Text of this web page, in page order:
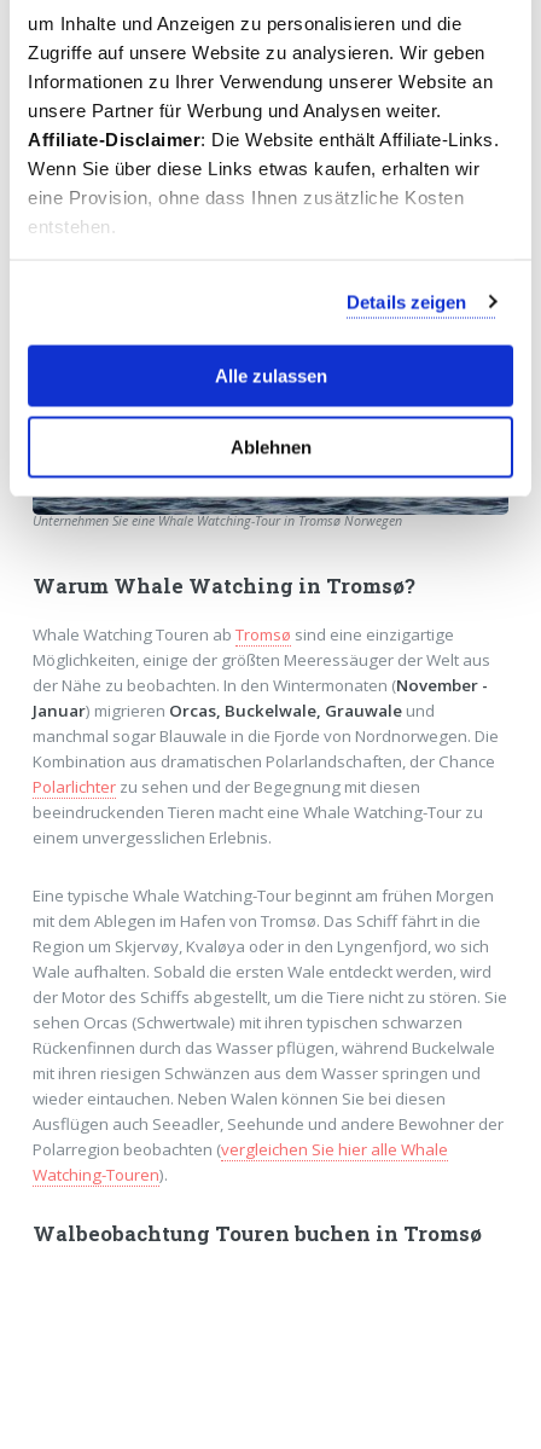
um Inhalte und Anzeigen zu personalisieren und die
Zugriffe auf unsere Website zu analysieren. Wir geben
Informationen zu Ihrer Verwendung unserer Website an
unsere Partner für Werbung und Analysen weiter.
Affiliate-Disclaimer: Die Website enthält Affiliate-Links.
Wenn Sie über diese Links etwas kaufen, erhalten wir
eine Provision, ohne dass Ihnen zusätzliche Kosten
entstehen.
Details zeigen
Alle zulassen
Ablehnen
Mit einem RIB Orcas beobachten
Unternehmen Sie eine Whale Watching-Tour in Tromsø Norwegen
Warum Whale Watching in Tromsø?
Whale Watching Touren ab Tromsø sind eine einzigartige
Möglichkeiten, einige der größten Meeressäuger der Welt aus
der Nähe zu beobachten. In den Wintermonaten (November -
Januar) migrieren Orcas, Buckelwale, Grauwaleund
manchmal sogar Blauwale in die Fjorde von Nordnorwegen. Die
Kombination aus dramatischen Polarlandschaften, der Chance
Polarlichterzu sehen und der Begegnung mit diesen
beeindruckenden Tieren macht eine Whale Watching-Tour zu
einem unvergesslichen Erlebnis.
Eine typische Whale Watching-Tour beginnt am frühen Morgen
mit dem Ablegen im Hafen von Tromsø. Das Schiff fährt in die
Region um Skjervøy, Kvaløya oder in den Lyngenfjord, wo sich
Wale aufhalten. Sobald die ersten Wale entdeckt werden, wird
der Motor des Schiffs abgestellt, um die Tiere nicht zu stören. Sie
sehen Orcas (Schwertwale) mit ihren typischen schwarzen
Rückenfinnen durch das Wasser pflügen, während Buckelwale
mit ihren riesigen Schwänzen aus dem Wasser springen und
wieder eintauchen. Neben Walen können Sie bei diesen
Ausflügen auch Seeadler, Seehunde und andere Bewohner der
Polarregion beobachten (vergleichen Sie hier alle Whale
Watching-Touren).
Walbeobachtung Touren buchen in Tromsø